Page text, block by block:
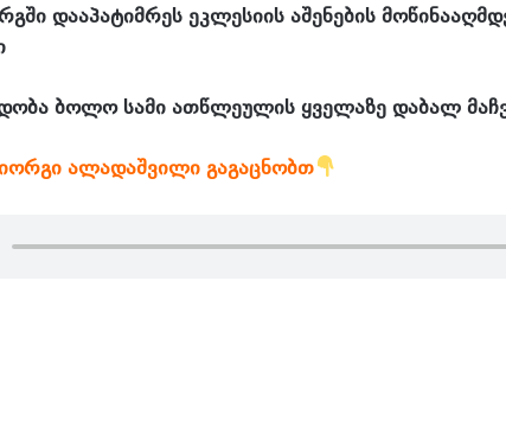
დააპატიმრეს ეკლესიის აშენების
ბოლო სამი ათწლეულის ყველაზე დაბალ
ალადაშვილი გაგაცნობთ